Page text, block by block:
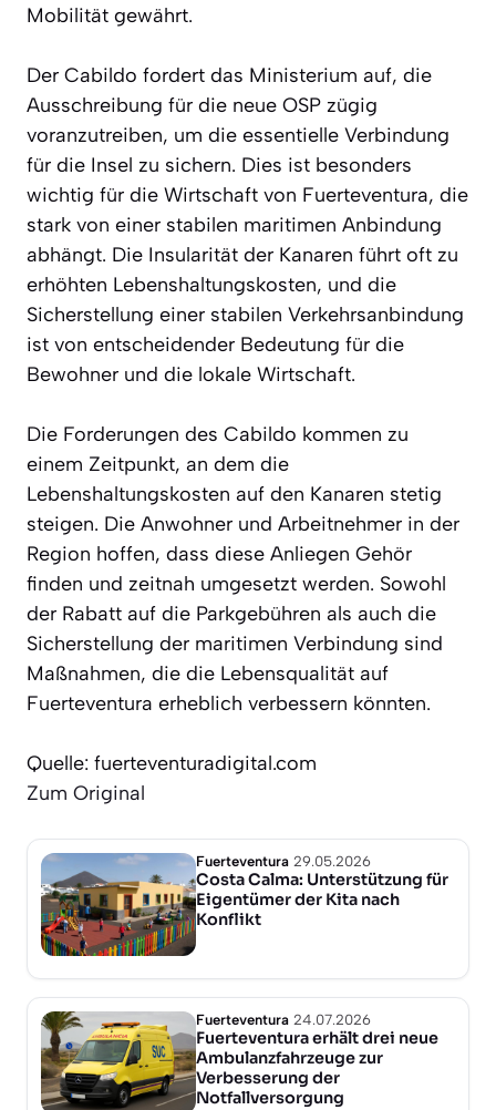
Mobilität gewährt.
Der Cabildo fordert das Ministerium auf, die
Ausschreibung für die neue OSP zügig
voranzutreiben, um die essentielle Verbindung
für die Insel zu sichern. Dies ist besonders
wichtig für die Wirtschaft von Fuerteventura, die
stark von einer stabilen maritimen Anbindung
abhängt. Die Insularität der Kanaren führt oft zu
erhöhten Lebenshaltungskosten, und die
Sicherstellung einer stabilen Verkehrsanbindung
ist von entscheidender Bedeutung für die
Bewohner und die lokale Wirtschaft.
Die Forderungen des Cabildo kommen zu
einem Zeitpunkt, an dem die
Lebenshaltungskosten auf den Kanaren stetig
steigen. Die Anwohner und Arbeitnehmer in der
Region hoffen, dass diese Anliegen Gehör
finden und zeitnah umgesetzt werden. Sowohl
der Rabatt auf die Parkgebühren als auch die
Sicherstellung der maritimen Verbindung sind
Maßnahmen, die die Lebensqualität auf
Fuerteventura erheblich verbessern könnten.
Quelle: fuerteventuradigital.com
Zum Original
Fuerteventura 29.05.2026
Costa Calma: Unterstützung für
Eigentümer der Kita nach
Konflikt
Fuerteventura 24.07.2026
Fuerteventura erhält drei neue
Ambulanzfahrzeuge zur
Verbesserung der
Notfallversorgung